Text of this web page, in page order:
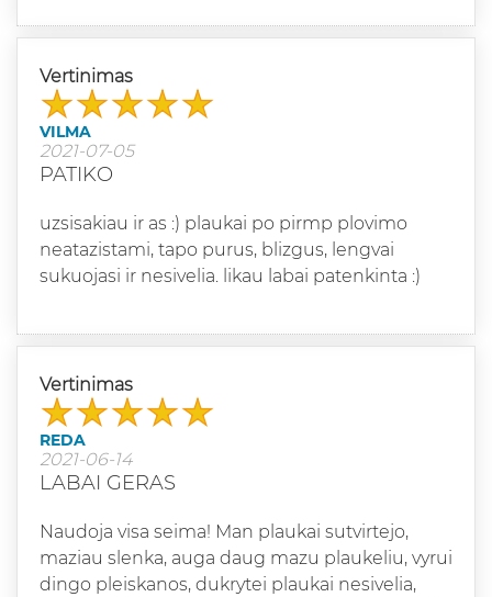
Vertinimas
VILMA
2021-07-05
PATIKO
uzsisakiau ir as :) plaukai po pirmp plovimo
neatazistami, tapo purus, blizgus, lengvai
sukuojasi ir nesivelia. likau labai patenkinta :)
Vertinimas
REDA
2021-06-14
LABAI GERAS
Naudoja visa seima! Man plaukai sutvirtejo,
maziau slenka, auga daug mazu plaukeliu, vyrui
dingo pleiskanos, dukrytei plaukai nesivelia,